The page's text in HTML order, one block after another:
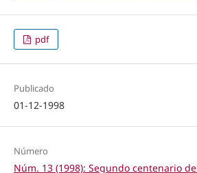
pdf
Publicado
01-12-1998
Número
Núm. 13 (1998): Segundo centenario